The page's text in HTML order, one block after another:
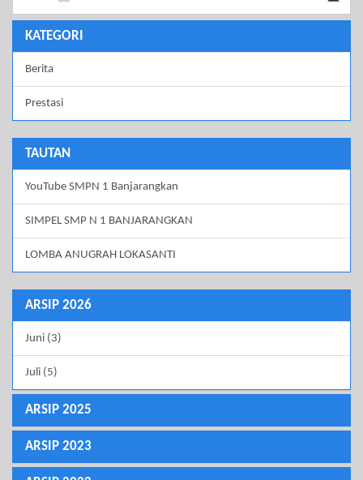
KATEGORI
Berita
Prestasi
TAUTAN
YouTube SMPN 1 Banjarangkan
SIMPEL SMP N 1 BANJARANGKAN
LOMBA ANUGRAH LOKASANTI
ARSIP 2026
Juni (3)
Juli (5)
ARSIP 2025
ARSIP 2023